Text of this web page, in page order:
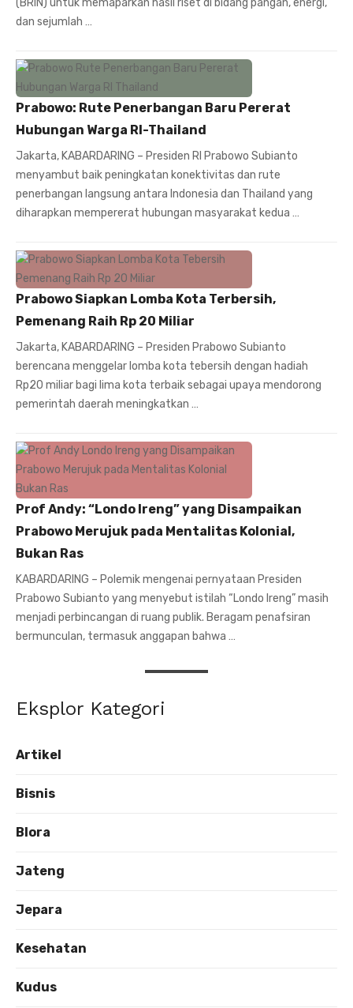
(BRIN) untuk memaparkan hasil riset di bidang pangan, energi,
dan sejumlah …
Prabowo: Rute Penerbangan Baru Pererat
Hubungan Warga RI-Thailand
Jakarta, KABARDARING – Presiden RI Prabowo Subianto
menyambut baik peningkatan konektivitas dan rute
penerbangan langsung antara Indonesia dan Thailand yang
diharapkan mempererat hubungan masyarakat kedua …
Prabowo Siapkan Lomba Kota Terbersih,
Pemenang Raih Rp 20 Miliar
Jakarta, KABARDARING – Presiden Prabowo Subianto
berencana menggelar lomba kota tebersih dengan hadiah
Rp20 miliar bagi lima kota terbaik sebagai upaya mendorong
pemerintah daerah meningkatkan …
Prof Andy: “Londo Ireng” yang Disampaikan
Prabowo Merujuk pada Mentalitas Kolonial,
Bukan Ras
KABARDARING – Polemik mengenai pernyataan Presiden
Prabowo Subianto yang menyebut istilah “Londo Ireng” masih
menjadi perbincangan di ruang publik. Beragam penafsiran
bermunculan, termasuk anggapan bahwa …
Eksplor Kategori
Artikel
Bisnis
Blora
Jateng
Jepara
Kesehatan
Kudus